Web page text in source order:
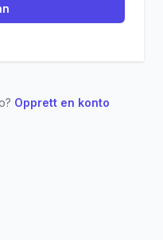
Opprett en konto